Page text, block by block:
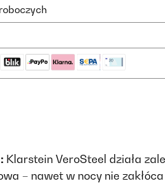
Klarstein VeroSteel działa
– nawet w nocy nie